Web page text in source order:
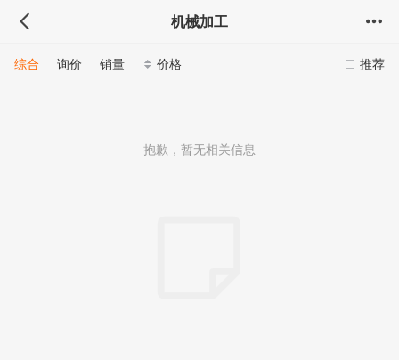
机械加工
推荐
综合 询价 销量 价格
抱歉，暂无相关信息